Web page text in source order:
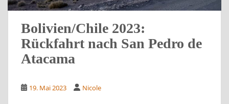
Bolivien/Chile 2023:
Rückfahrt nach San Pedro de
Atacama
19. Mai 2023 Nicole